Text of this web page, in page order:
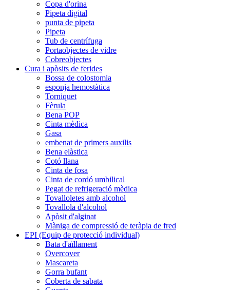
Copa d'orina
Pipeta digital
punta de pipeta
Pipeta
Tub de centrífuga
Portaobjectes de vidre
Cobreobjectes
Cura i apòsits de ferides
Bossa de colostomia
esponja hemostàtica
Torniquet
Fèrula
Bena POP
Cinta mèdica
Gasa
embenat de primers auxilis
Bena elàstica
Cotó llana
Cinta de fosa
Cinta de cordó umbilical
Pegat de refrigeració mèdica
Tovalloletes amb alcohol
Tovallola d'alcohol
Apòsit d'alginat
Màniga de compressió de teràpia de fred
EPI (Equip de protecció individual)
Bata d'aïllament
Overcover
Mascareta
Gorra bufant
Coberta de sabata